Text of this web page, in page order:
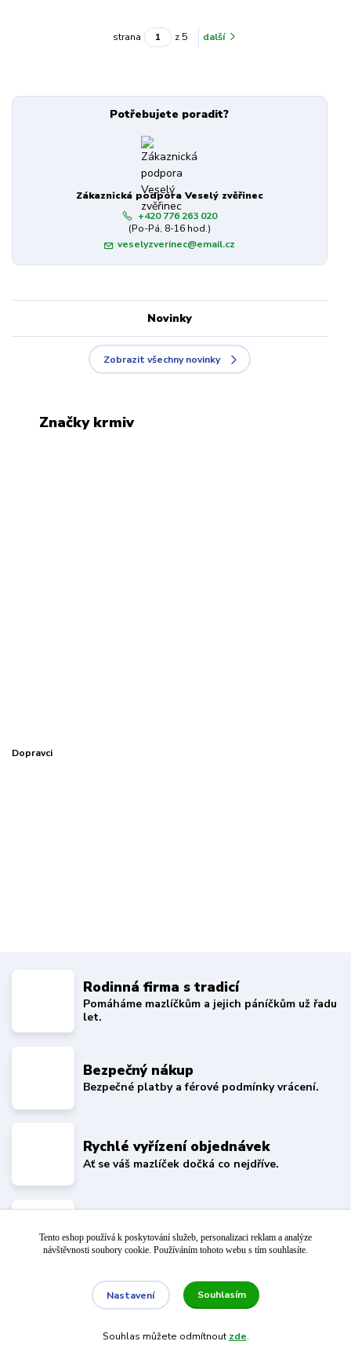
strana z 5 další
Potřebujete poradit?
Zákaznická podpora Veselý zvěřinec
+420 776 263 020
(Po-Pá, 8-16 hod.)
veselyzverinec@email.cz
Novinky
Zobrazit všechny novinky
Značky krmiv
Dopravci
Rodinná firma s tradicí
Pomáháme mazlíčkům a jejich páníčkům už řadu
let.
Bezpečný nákup
Bezpečné platby a férové podmínky vrácení.
Rychlé vyřízení objednávek
Ať se váš mazlíček dočká co nejdříve.
Balíček si vyzvednete téměř za každým rohem.
Nepropásněte novinky, akce a slevy!
Tento eshop používá k poskytování služeb, personalizaci reklam a analýze
návštěvnosti soubory cookie. Používáním tohoto webu s tím souhlasíte.
Nastavení Souhlasím
Souhlas můžete odmítnout zde.